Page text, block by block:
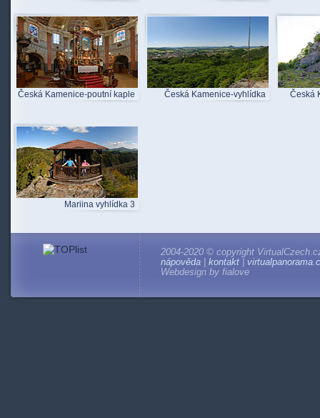
Česká Kamenice-poutní kaple Česká Kamenice-vyhlídka Česká
Mariina vyhlídka 3
2004-2020 © copyright
nápověda
kontakt
Webdesign by fialove